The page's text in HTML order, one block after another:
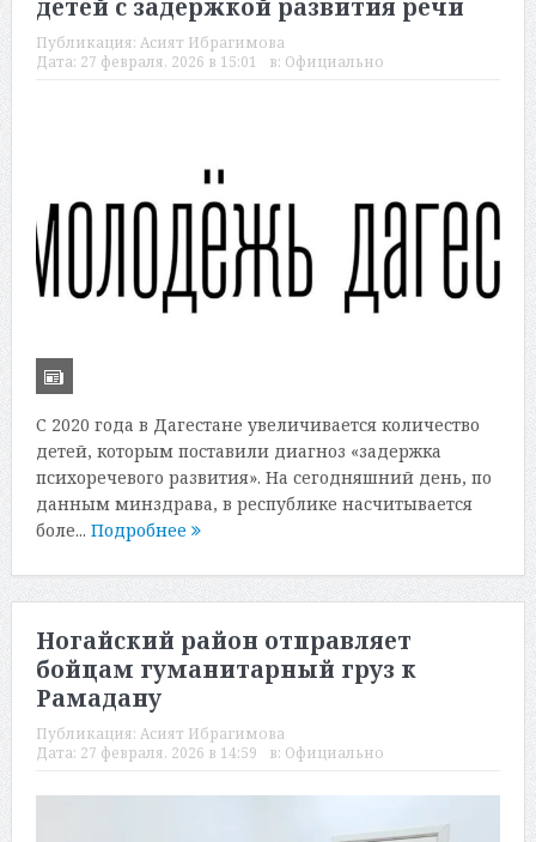
детей с задержкой развития речи
Публикация: Асият Ибрагимова
Дата: 27 февраля, 2026 в 15:01 в: Официально
С 2020 года в Дагестане увеличивается количество
детей, которым поставили диагноз «задержка
психоречевого развития». На сегодняшний день, по
данным минздрава, в республике насчитывается
боле... Подробнее
Ногайский район отправляет
бойцам гуманитарный груз к
Рамадану
Публикация: Асият Ибрагимова
Дата: 27 февраля, 2026 в 14:59 в: Официально